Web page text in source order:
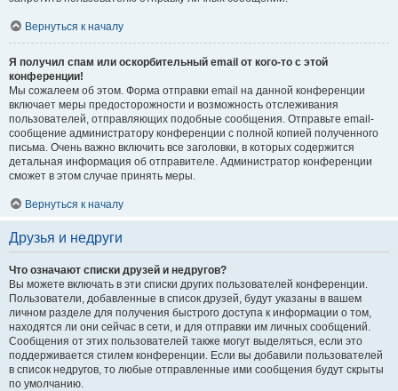
Вернуться к началу
Я получил спам или оскорбительный email от кого-то с этой
конференции!
Мы сожалеем об этом. Форма отправки email на данной конференции
включает меры предосторожности и возможность отслеживания
пользователей, отправляющих подобные сообщения. Отправьте email-
сообщение администратору конференции с полной копией полученного
письма. Очень важно включить все заголовки, в которых содержится
детальная информация об отправителе. Администратор конференции
сможет в этом случае принять меры.
Вернуться к началу
Друзья и недруги
Что означают списки друзей и недругов?
Вы можете включать в эти списки других пользователей конференции.
Пользователи, добавленные в список друзей, будут указаны в вашем
личном разделе для получения быстрого доступа к информации о том,
находятся ли они сейчас в сети, и для отправки им личных сообщений.
Сообщения от этих пользователей также могут выделяться, если это
поддерживается стилем конференции. Если вы добавили пользователей
в список недругов, то любые отправленные ими сообщения будут скрыты
по умолчанию.